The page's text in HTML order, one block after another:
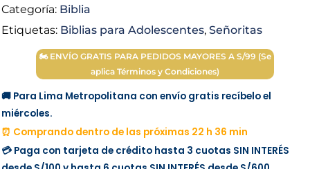
cantidad
Categoría: Biblia
Etiquetas: Biblias para Adolescentes, Señoritas
🏍 ENVÍO GRATIS PARA PEDIDOS MAYORES A S/99 (Se
aplica Términos y Condiciones)
🚚 Para Lima Metropolitana con envío gratis recíbelo el
miércoles.
⏰ Comprando dentro de las próximas 22 h 36 min
💳 Paga con tarjeta de crédito hasta 3 cuotas SIN INTERÉS